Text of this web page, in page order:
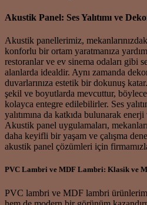
Akustik Panel: Ses Yalıtımı ve
Akustik panellerimiz,
konforlu bir ortam yaratmanıza
restoranlar ve ev sinema odaları gibi
alanlarda idealdir. Aynı zamanda
duvarlarınıza estetik bir dokunuş
şekil ve boyutlarda mevcuttur, böylece
kolayca entegre edilebilirler. Ses
yalıtımına da katkıda bulunarak
Akustik panel uygulamaları,
daha keyifli bir yaşam ve çalışma
akustik panel çözümleri için
PVC Lambri ve MDF Lambri: Klasik ve
PVC lambri ve MDF lambri